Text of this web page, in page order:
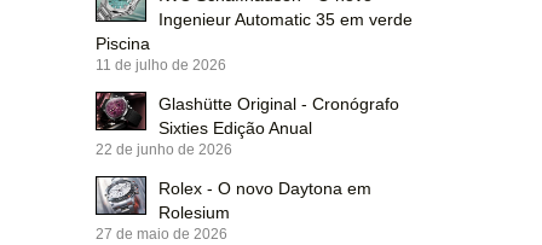
Ingenieur Automatic 35 em verde
Piscina
11 de julho de 2026
Glashütte Original - Cronógrafo
Sixties Edição Anual
22 de junho de 2026
Rolex - O novo Daytona em
Rolesium
27 de maio de 2026